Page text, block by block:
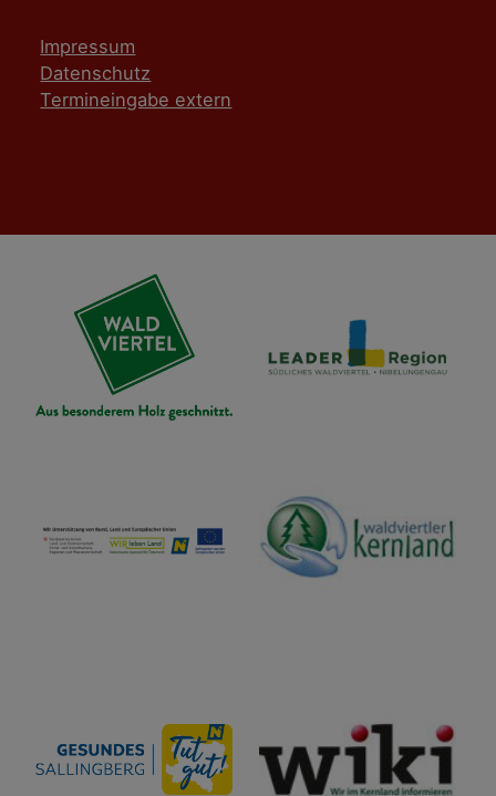
Impressum
Datenschutz
Termineingabe extern